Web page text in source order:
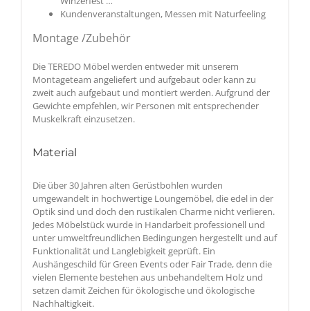
Kundenveranstaltungen, Messen mit Naturfeeling
Montage /Zubehör
Die TEREDO Möbel werden entweder mit unserem
Montageteam angeliefert und aufgebaut oder kann zu
zweit auch aufgebaut und montiert werden. Aufgrund der
Gewichte empfehlen, wir Personen mit entsprechender
Muskelkraft einzusetzen.
Material
Die über 30 Jahren alten Gerüstbohlen wurden
umgewandelt in hochwertige Loungemöbel, die edel in der
Optik sind und doch den rustikalen Charme nicht verlieren.
Jedes Möbelstück wurde in Handarbeit professionell und
unter umweltfreundlichen Bedingungen hergestellt und auf
Funktionalität und Langlebigkeit geprüft. Ein
Aushängeschild für Green Events oder Fair Trade, denn die
vielen Elemente bestehen aus unbehandeltem Holz und
setzen damit Zeichen für ökologische und ökologische
Nachhaltigkeit.